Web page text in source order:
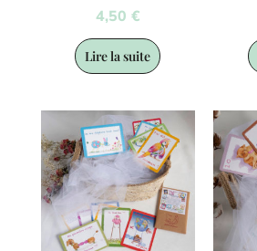
4,50 €
Lire la suite